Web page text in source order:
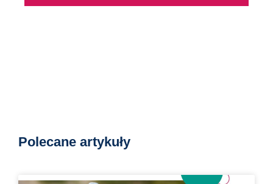
Polecane artykuły